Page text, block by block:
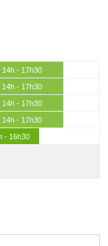
14h - 17h30
14h - 17h30
14h - 17h30
14h - 17h30
- 16h30